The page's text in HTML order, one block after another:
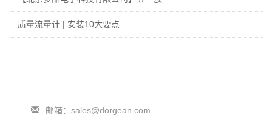
质量流量计 | 安装10大要点
邮箱：sales@dorgean.com